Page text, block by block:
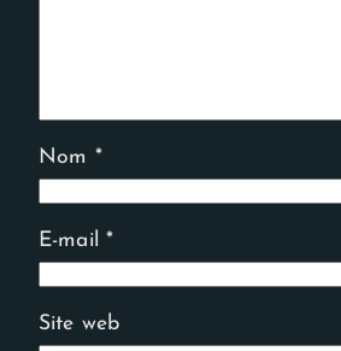
Nom *
E-mail*
Site web